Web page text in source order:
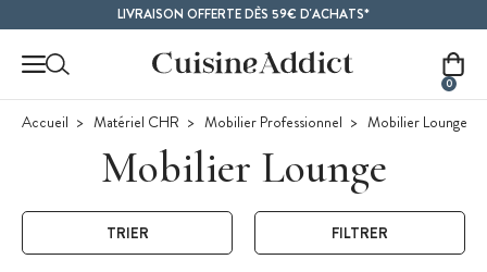
LIVRAISON OFFERTE DÈS 59€ D'ACHATS*
0
Accueil Matériel CHR Mobilier Professionnel Mobilier Lounge
Mobilier Lounge
TRIER FILTRER